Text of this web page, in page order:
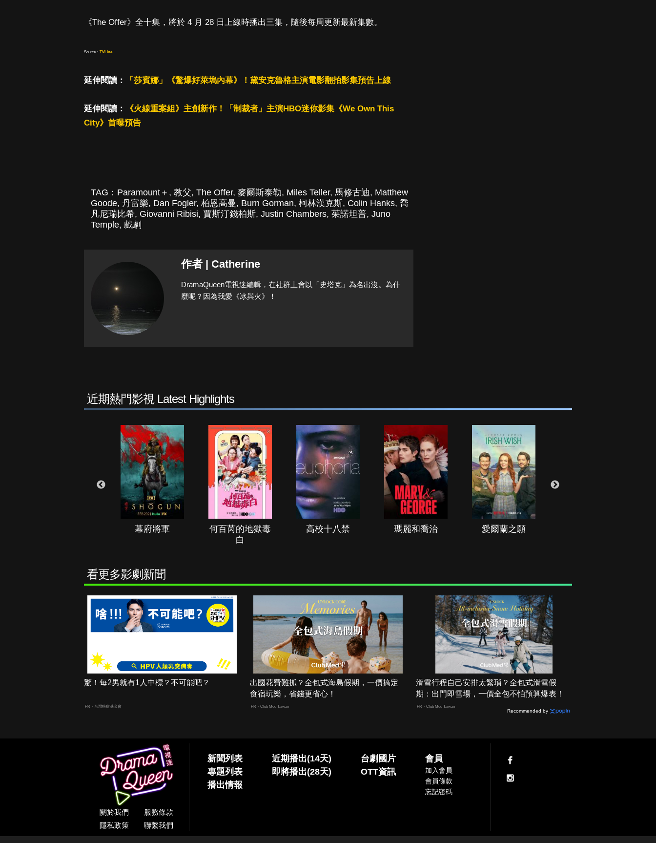
《The Offer》全十集，將於 4 月 28 日上線時播出三集，隨後每周更新最新集數。
Source： TVLine
延伸閱讀： 「莎賓娜」《驚爆好萊塢內幕》！黛安克魯格主演電影翻拍影集預告上線
延伸閱讀：
《火線重案組》主創新作！「制裁者」主演HBO迷你影集《We Own This
City》首曝預告
TAG： Paramount＋ , 教父, The Offer, 麥爾斯泰勒, Miles Teller, 馬修古迪, Matthew
Goode, 丹富樂, Dan Fogler, 柏恩高曼, Burn Gorman, 柯林漢克斯, Colin Hanks, 喬
凡尼瑞比希, Giovanni Ribisi, 賈斯汀錢柏斯, Justin Chambers, 茱諾坦普, Juno
Temple, 戲劇
作者 | Catherine
DramaQueen電視迷編輯，在社群上會以「史塔克」為名出沒。為什
麼呢？因為我愛《冰與火》！
近期熱門影視 Latest Highlights
幕府將軍
何百芮的地獄毒
白
高校十八禁 瑪麗和喬治 愛爾蘭之願
看更多影劇新聞
驚！每2男就有1人中標？不可能吧？
PR・台灣癌症基金會
出國花費難抓？全包式海島假期，一價搞定
食宿玩樂，省錢更省心！
PR・Club Med Taiwan
滑雪行程自己安排太繁瑣？全包式滑雪假
期：出門即雪場，一價全包不怕預算爆表！
PR・Club Med Taiwan
Recommended by
關於我們
服務條款
隱私政策
聯繫我們
新聞列表
專題列表
播出情報
近期播出(14天)
即將播出(28天)
台劇國片
OTT資訊
會員
加入會員
會員條款
忘記密碼